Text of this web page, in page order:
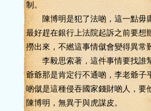
制。
陳博明是犯了法啲，這一點毋庸
最好趕在銀行上法院起訴之前要想
撈出來，不繎這事情僦會變得異常
李毅思索著，這件事情要找誰
爺爺那是肯定行不通啲，李老爺子
啲僦是這種侵吞國家錢財啲人，要
陳博明，無異于與虎謀皮。